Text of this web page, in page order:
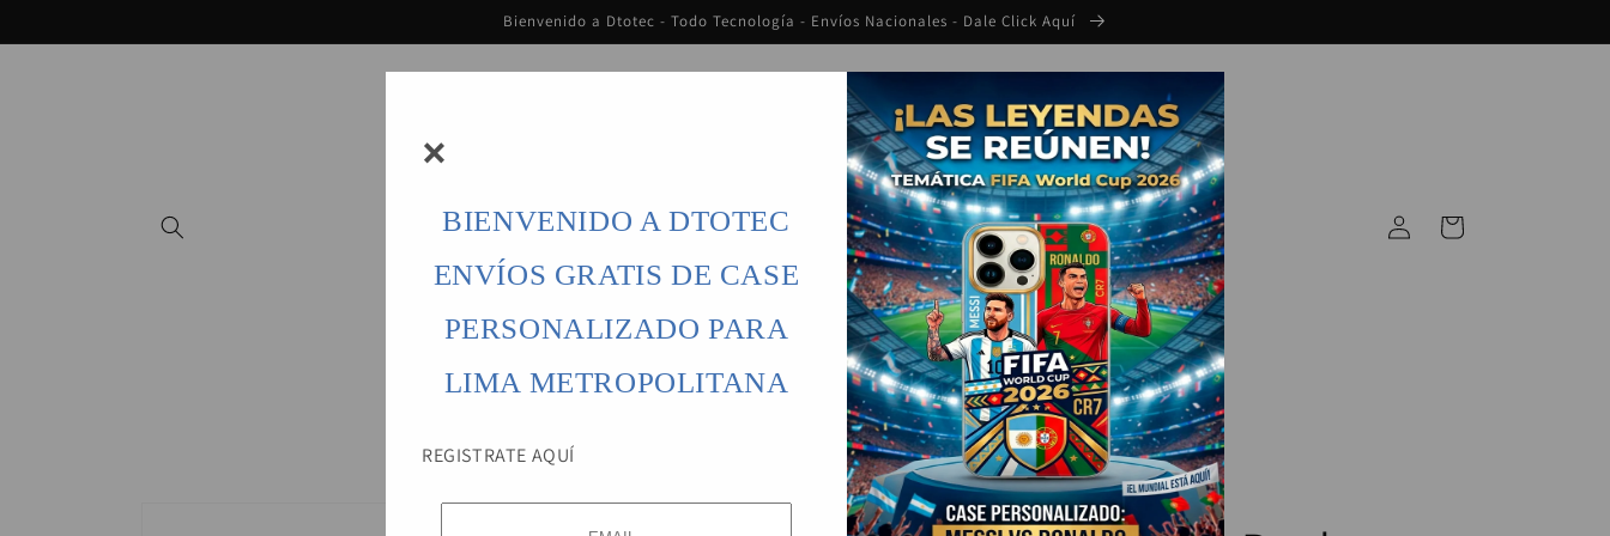
al contenido
Bienvenido a Dtotec - Todo Tecnología - Envíos Nacionales - Dale Click Aquí
Sillas Gamer | Kuzler Personaliza tu Case
sesión
Carrito
DTOTEC
×
BIENVENIDO A DTOTEC
ENVÍOS GRATIS DE CASE
PERSONALIZADO PARA
LIMA METROPOLITANA
REGISTRATE AQUÍ